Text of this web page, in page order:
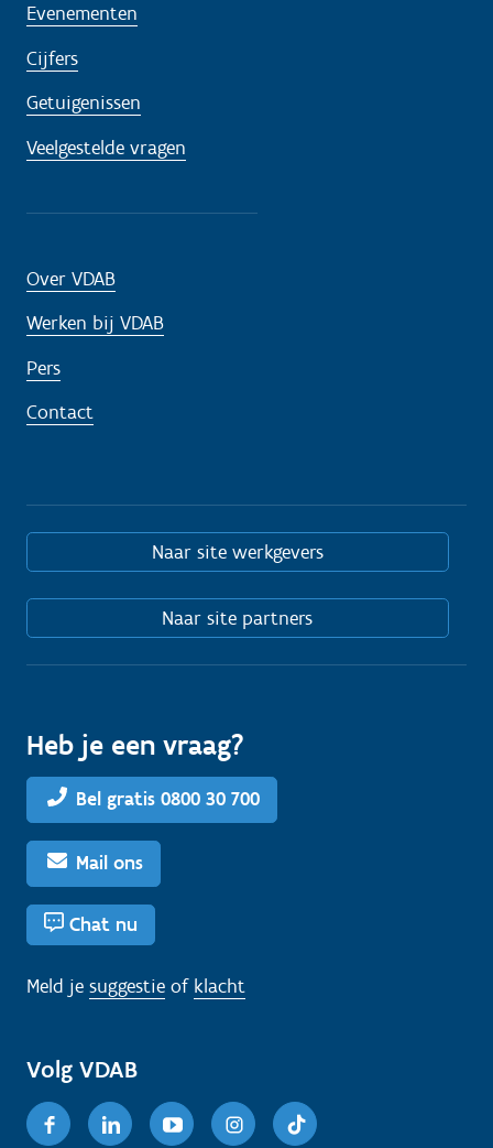
Evenementen
Cijfers
Getuigenissen
Veelgestelde vragen
Over VDAB
Werken bij VDAB
Pers
Contact
Naar site werkgevers
Naar site partners
Heb je een vraag?
Bel gratis 0800 30 700
Mail ons
Chat nu
Meld je suggestie of klacht
Volg VDAB
FacebookLinkedinYoutubeInstagram